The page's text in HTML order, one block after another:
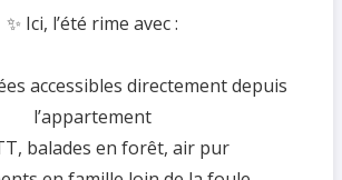
✨ Ici, l’été rime avec :
accessibles directement depuis
l’appartement
balades en forêt, air pur